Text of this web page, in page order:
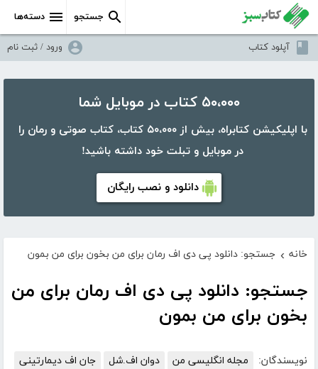
دسته‌ها جستجو
آپلود کتاب ورود / ثبت نام
۵۰،۰۰۰ کتاب در موبایل شما
با اپلیکیشن کتابراه، بیش از ۵۰،۰۰۰ کتاب، کتاب صوتی و رمان را
در موبایل و تبلت خود داشته باشید!
دانلود و نصب رایگان
خانه › جستجو: دانلود پی دی اف رمان برای من بخون برای من بمون
جستجو: دانلود پی دی اف رمان برای من
بخون برای من بمون
نویسندگان: مجله انگلیسی من دوان اف.شل
جان اف دیمارتینی